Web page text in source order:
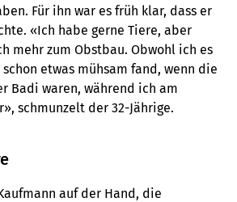
Für ihn war es früh klar, dass er
«Ich habe gerne Tiere, aber
mehr zum Obstbau. Obwohl ich es
etwas mühsam fand, wenn die
Badi waren, während ich am
schmunzelt der 32-Jährige.
auf der Hand, die